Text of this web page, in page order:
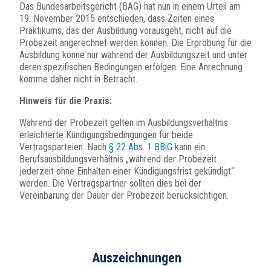
Das Bundesarbeitsgericht (BAG) hat nun in einem Urteil am
19. November 2015 entschieden, dass Zeiten eines
Praktikums, das der Ausbildung vorausgeht, nicht auf die
Probezeit angerechnet werden können. Die Erprobung für die
Ausbildung könne nur während der Ausbildungszeit und unter
deren spezifischen Bedingungen erfolgen. Eine Anrechnung
komme daher nicht in Betracht.
Hinweis für die Praxis:
Während der Probezeit gelten im Ausbildungsverhältnis
erleichterte Kündigungsbedingungen für beide
Vertragsparteien. Nach § 22 Abs. 1 BBiG kann ein
Berufsausbildungsverhältnis „während der Probezeit
jederzeit ohne Einhalten einer Kündigungsfrist gekündigt“
werden. Die Vertragspartner sollten dies bei der
Vereinbarung der Dauer der Probezeit berücksichtigen.
Auszeichnungen